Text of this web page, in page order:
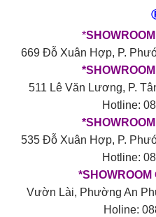
*
669 Đỗ Xuân Hợp, P.
511 Lê Văn Lương, P.
Hotline:
535 Đỗ Xuân Hợp, P.
Hotline:
*SHOWROOM
Vườn Lài, Phường An
Holine: